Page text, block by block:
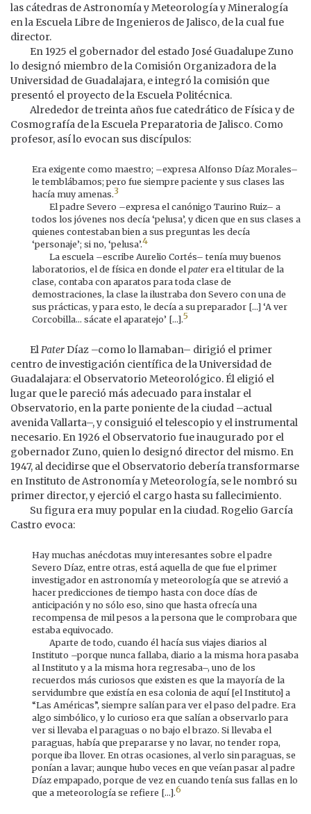
las cátedras de Astronomía y Meteorología y Mineralogía
en la Escuela Libre de Ingenieros de Jalisco, de la cual fue
director.
En 1925 el gobernador del estado José Guadalupe Zuno
lo designó miembro de la Comisión Organizadora de la
Universidad de Guadalajara, e integró la comisión que
presentó el proyecto de la Escuela Politécnica.
Alrededor de treinta años fue catedrático de Física y de
Cosmografía de la Escuela Preparatoria de Jalisco. Como
profesor, así lo evocan sus discípulos:
Era exigente como maestro; –expresa Alfonso Díaz Morales–
le temblábamos; pero fue siempre paciente y sus clases las
hacía muy amenas.3
El padre Severo –expresa el canónigo Taurino Ruiz– a
todos los jóvenes nos decía ‘pelusa’, y dicen que en sus clases a
quienes contestaban bien a sus preguntas les decía
‘personaje’; si no, ‘pelusa’.4
La escuela –escribe Aurelio Cortés– tenía muy buenos
laboratorios, el de física en donde el paterera el titular de la
clase, contaba con aparatos para toda clase de
demostraciones, la clase la ilustraba don Severo con una de
sus prácticas, y para esto, le decía a su preparador [...] ‘A ver
Corcobilla... sácate el aparatejo’ [...].5
ElPaterDíaz –como lo llamaban– dirigió el primer
centro de investigación científica de la Universidad de
Guadalajara: el Observatorio Meteorológico. Él eligió el
lugar que le pareció más adecuado para instalar el
Observatorio, en la parte poniente de la ciudad –actual
avenida Vallarta–, y consiguió el telescopio y el instrumental
necesario. En 1926 el Observatorio fue inaugurado por el
gobernador Zuno, quien lo designó director del mismo. En
1947, al decidirse que el Observatorio debería transformarse
en Instituto de Astronomía y Meteorología, se le nombró su
primer director, y ejerció el cargo hasta su fallecimiento.
Su figura era muy popular en la ciudad. Rogelio García
Castro evoca:
Hay muchas anécdotas muy interesantes sobre el padre
Severo Díaz, entre otras, está aquella de que fue el primer
investigador en astronomía y meteorología que se atrevió a
hacer predicciones de tiempo hasta con doce días de
anticipación y no sólo eso, sino que hasta ofrecía una
recompensa de mil pesos a la persona que le comprobara que
estaba equivocado.
Aparte de todo, cuando él hacía sus viajes diarios al
Instituto –porque nunca fallaba, diario a la misma hora pasaba
al Instituto y a la misma hora regresaba–, uno de los
recuerdos más curiosos que existen es que la mayoría de la
servidumbre que existía en esa colonia de aquí [el Instituto] a
“Las Américas”, siempre salían para ver el paso del padre. Era
algo simbólico, y lo curioso era que salían a observarlo para
ver si llevaba el paraguas o no bajo el brazo. Si llevaba el
paraguas, había que prepararse y no lavar, no tender ropa,
porque iba llover. En otras ocasiones, al verlo sin paraguas, se
ponían a lavar; aunque hubo veces en que veían pasar al padre
Díaz empapado, porque de vez en cuando tenía sus fallas en lo
que a meteorología se refiere [...].6